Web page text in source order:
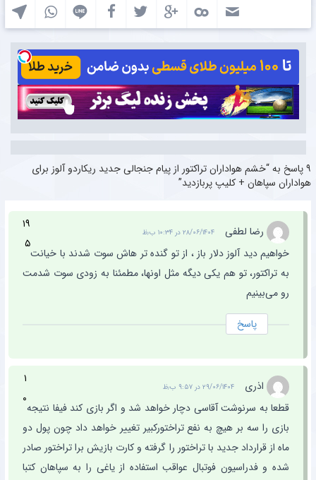
۹ پاسخ به “خشم هواداران تراکتور از پیام جنجالی جدید ریکاردو آلوز برای
هواداران سپاهان + کلیپ پربازدید”
رضا لطفی ۲۸/۰۶/۱۴۰۴ در ۱۰:۳۴ ب٫ظ
۱۹
۵
خواهیم دید آلوز دلار باز ، از تو گنده تر هاش سوت شدند با خیانت
به تراکتور، تو هم یکی دیگه مثل اونها، مطمئنا به زودی سوت شدمت
رو می‌بینیم
پاسخ
اذری ۲۹/۰۶/۱۴۰۴ در ۹:۵۷ ب٫ظ
۱
۰
قطعا به سرنوشت آقاسی دچار خواهد شد و اگر بازی کند فیفا نتیجه
بازی را سه بر هیچ به نفع تراختورکبیر تغییر خواهد داد چون پول دو
ماه از قرارداد جدید با تراختور را گرفته و کارت بازیش برا تراختور صادر
شده و فدراسیون فوتبال عواقب استفاده از یاغی را به سپاهان کتبا